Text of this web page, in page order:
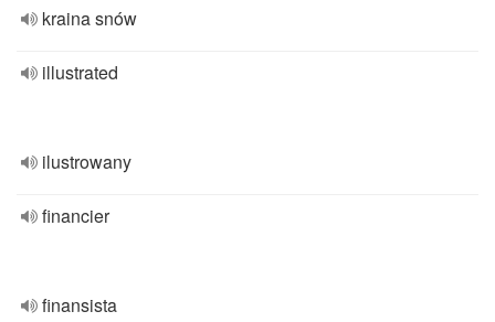
kraina snów
illustrated
ilustrowany
financier
finansista